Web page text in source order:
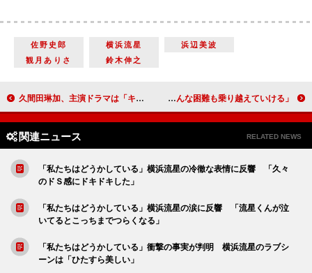
佐野史郎 横浜流星
浜辺美波
観月ありさ
鈴木伸之
久間田琳加、主演ドラマは「キュンキュンが加速します」 瀬戸利樹「結婚式のスケジュールは１日ほしい」 石原さとみ、会社員男性との結婚を発表 「彼となら、どんな困難も乗り越えていける」
関連ニュース RELATED NEWS
「私たちはどうかしている」横浜流星の冷徹な表情に反響 「久々
のドＳ感にドキドキした」
「私たちはどうかしている」横浜流星の涙に反響 「流星くんが泣
いてるとこっちまでつらくなる」
「私たちはどうかしている」衝撃の事実が判明 横浜流星のラブシ
ーンは「ひたすら美しい」